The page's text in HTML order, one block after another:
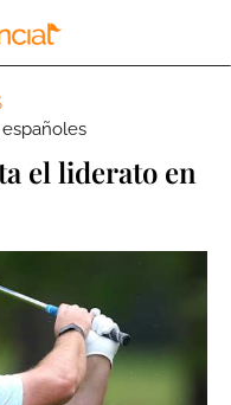
el liderato en